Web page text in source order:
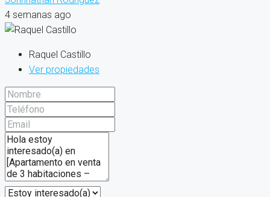
4 semanas ago
Raquel Castillo
Ver propiedades